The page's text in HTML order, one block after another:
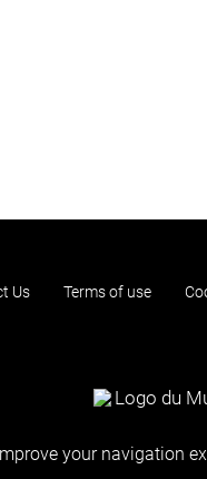
Us Terms of use
your navigation